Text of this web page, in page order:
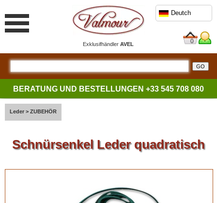
ExklusifhändlerAVEL
Deutch
0
BERATUNG UND BESTELLUNGEN +33 545 708 080
Leder > ZUBEHÖR
Schnürsenkel Leder quadratisch